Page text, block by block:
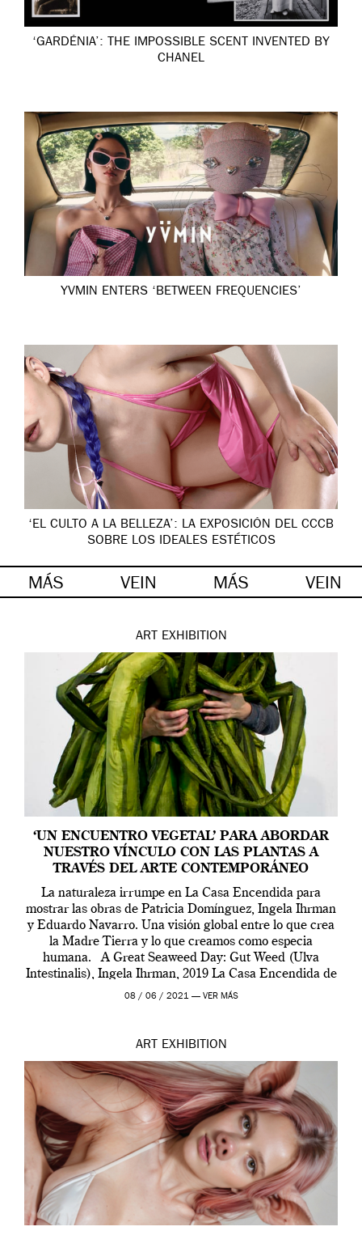
‘GARDÉNIA’: THE IMPOSSIBLE SCENT INVENTED BY
CHANEL
YVMIN ENTERS ‘BETWEEN FREQUENCIES’
‘EL CULTO A LA BELLEZA’: LA EXPOSICIÓN DEL CCCB
SOBRE LOS IDEALES ESTÉTICOS
MÁS VEIN MÁS VEIN
ART EXHIBITION
‘UN ENCUENTRO VEGETAL’ PARA ABORDAR
NUESTRO VÍNCULO CON LAS PLANTAS A
TRAVÉS DEL ARTE CONTEMPORÁNEO
La naturaleza irrumpe en La Casa Encendida para
mostrar las obras de Patricia Domínguez, Ingela Ihrman
y Eduardo Navarro. Una visión global entre lo que crea
la Madre Tierra y lo que creamos como especia
humana. A Great Seaweed Day: Gut Weed (Ulva
Intestinalis), Ingela Ihrman, 2019 La Casa Encendida de
Madrid y la Wellcome […]
08 / 06 / 2021 — VER MÁS
ART EXHIBITION